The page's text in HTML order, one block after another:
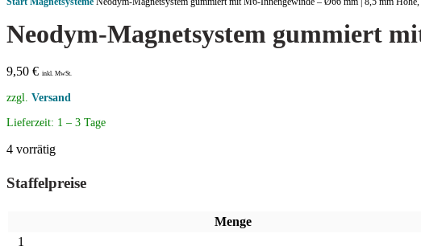
Neodym-Magnetsystem gummiert
9,50 € inkl. MwSt.
zzgl. Versand
Lieferzeit: 1 – 3 Tage
4 vorrätig
Staffelpreise
Menge
1